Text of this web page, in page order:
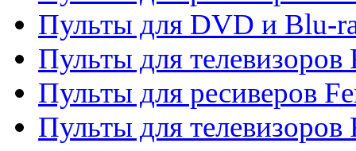
Пульты для DVD и Blu-
Пульты для телевизоров
Пульты для ресиверов
Пульты для